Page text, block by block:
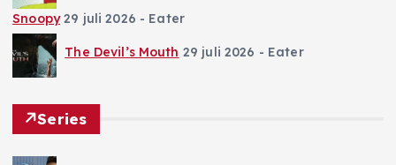
Snoopy 29 juli 2026 - Eater
The Devil’s Mouth 29 juli 2026 - Eater
Series